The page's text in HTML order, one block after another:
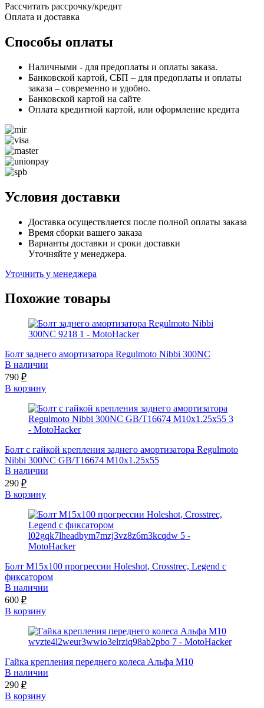
Рассчитать рассрочку/кредит
Оплата и доставка
Способы оплаты
Наличными - для предоплаты и оплаты заказа.
Банковской картой, СБП – для предоплаты и оплаты
заказа – современно и удобно.
Банковской картой на сайте
Оплата кредитной картой, или оформление кредита
Условия доставки
Доставка осуществляется после полной оплаты заказа
Время сборки вашего заказа
Варианты доставки и сроки доставки
Уточняйте у менеджера.
Уточнить у менеджера
Похожие товары
Болт заднего амортизатора Regulmoto Nibbi 300NC
В наличии
790 ₽
В корзину
Болт с гайкой крепления заднего амортизатора Regulmoto
Nibbi 300NC GB/T16674 M10x1.25x55
В наличии
290 ₽
В корзину
Болт M15x100 прогрессии Holeshot, Crosstrec, Legend с
фиксатором
В наличии
600 ₽
В корзину
Гайка крепления переднего колеса Альфа М10
В наличии
290 ₽
В корзину